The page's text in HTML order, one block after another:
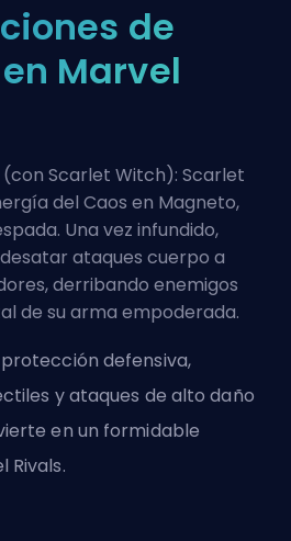
de
Marvel
(con Scarlet Witch): Scarlet
del Caos en Magneto,
Una vez infundido,
ataques cuerpo a
derribando enemigos
de su arma empoderada.
defensiva,
y ataques de alto daño
en un formidable
Rivals.